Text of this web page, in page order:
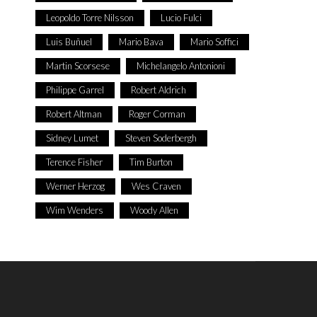
Leopoldo Torre Nilsson Lucio Fulci
Luis Buñuel Mario Bava Mario Soffici
Martin Scorsese Michelangelo Antonioni
Philippe Garrel Robert Aldrich
Robert Altman Roger Corman
Sidney Lumet Steven Soderbergh
Terence Fisher Tim Burton
Werner Herzog Wes Craven
Wim Wenders Woody Allen